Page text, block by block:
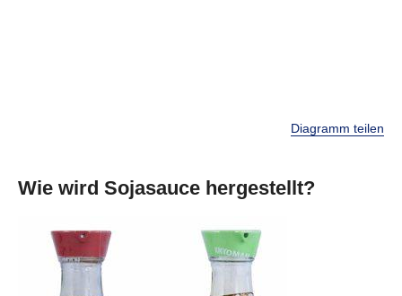
Diagramm teilen
Wie wird Sojasauce hergestellt?